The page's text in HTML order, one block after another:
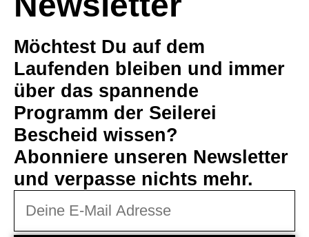
Möchtest Du auf dem
Laufenden bleiben und immer
über das spannende
Programm der Seilerei
Bescheid wissen?
Abonniere unseren Newsletter
und verpasse nichts mehr.